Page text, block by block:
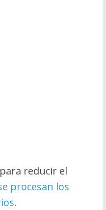
reducir el
procesan los